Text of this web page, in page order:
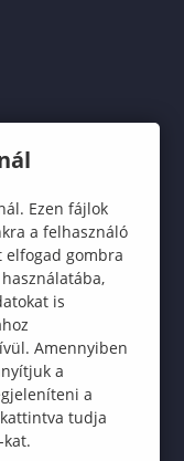
Ezen fájlok
a felhasználó
gombra
is
Amennyiben
a
a
tudja